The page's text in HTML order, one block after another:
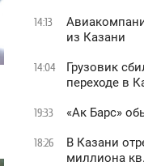
14:13
из Казани
14:04
Грузовик
переходе в
19:33 «Ак Барс»
18:26
В Казани
миллиона